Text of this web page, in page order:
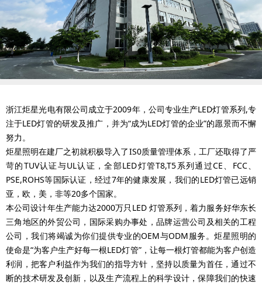
浙江炬星光电有限公司成立于2009年，公司专业生产LED灯管系列,专
注于LED灯管的研发及推广，并为“成为LED灯管的企业”的愿景而不懈
努力。
炬星照明在建厂之初就积极导入了IS0质量管理体系，工厂还取得了严
苛的TUV认证与UL认证，全部LED灯管T8,T5系列通过CE、FCC、
PSE,ROHS等国际认证，经过7年的健康发展，我们的LED灯管已远销
亚，欧，美，非等20多个国家。
本公司设计年生产能力达2000万只LED 灯管系列，着力服务好华东长
三角地区的外贸公司，国际采购办事处，品牌运营公司及相关的工程
公司，我们将竭诚为你们提供专业的OEM与ODM服务。炬星照明的
使命是“为客户生产好每一根LED灯管”，让每一根灯管都能为客户创造
利润，把客户利益作为我们的指导方针，坚持以质量为首任，通过不
断的技术研发及创新，以及生产流程上的科学设计，保障我们的快速